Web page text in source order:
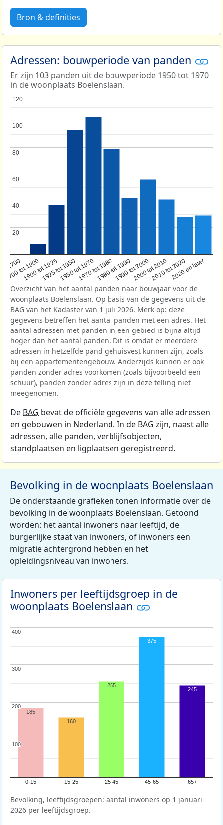
Bron & definities
Adressen: bouwperiode van panden
Er zijn 103 panden uit de bouwperiode 1950 tot 1970
in de woonplaats Boelenslaan.
1700
1700 tot 1900
1900 tot 19251925 tot 19501950 tot 19701970 tot 19801980 tot 19901990 tot 20002000 tot 20102010 tot 20202020 en later
20
20
40
40
60
60
80
80
100
100
120
120
Overzicht van het aantal panden naar bouwjaar voor de
woonplaats Boelenslaan. Op basis van de gegevens uit de
BAG van het Kadaster van 1 juli 2026. Merk op: deze
gegevens betreffen het aantal panden met een adres. Het
aantal adressen met panden in een gebied is bijna altijd
hoger dan het aantal panden. Dit is omdat er meerdere
adressen in hetzelfde pand gehuisvest kunnen zijn, zoals
bij een appartementengebouw. Anderzijds kunnen er ook
panden zonder adres voorkomen (zoals bijvoorbeeld een
schuur), panden zonder adres zijn in deze telling niet
meegenomen.
De BAG bevat de officiële gegevens van alle adressen
en gebouwen in Nederland. In de BAG zijn, naast alle
adressen, alle panden, verblijfsobjecten,
standplaatsen en ligplaatsen geregistreerd.
Bevolking in de woonplaats Boelenslaan
De onderstaande grafieken tonen informatie over de
bevolking in de woonplaats Boelenslaan. Getoond
worden: het aantal inwoners naar leeftijd, de
burgerlijke staat van inwoners, of inwoners een
migratie achtergrond hebben en het
opleidingsniveau van inwoners.
Inwoners per leeftijdsgroep in de
woonplaats Boelenslaan
0-15 15-25 25-45 45-65 65+
100
100
200
200
300
300
400
400
185
160
255
375
245
Bevolking, leeftijdsgroepen: aantal inwoners op 1 januari
2026 per leeftijdsgroep.